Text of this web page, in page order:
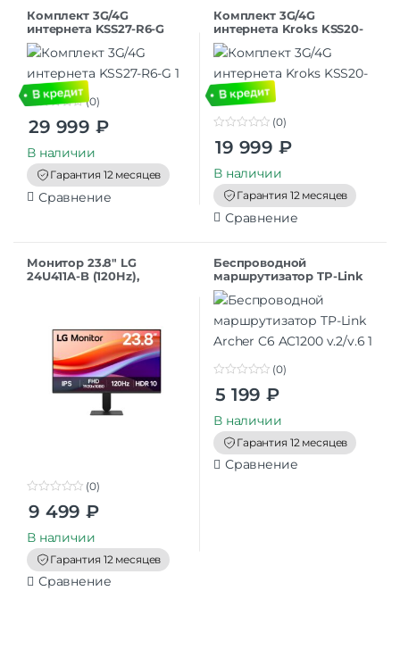
Комплект 3G/4G
интернета KSS27-R6-G
o
t
o
f
5
(0)
29 999 ₽
В наличии
Гарантия 12 месяцев
Сравнение
Комплект 3G/4G
интернета Kroks KSS20-
R4
t
o
f
5
(0)
19 999 ₽
В наличии
Гарантия 12 месяцев
Сравнение
Монитор 23.8″ LG
24U411A-B (120Hz),
o
t
o
f
5
(0)
9 499 ₽
В наличии
Гарантия 12 месяцев
Сравнение
Беспроводной
маршрутизатор TP-Link
Archer C6 AC1200 v.2/v.6
o
t
o
f
5
(0)
5 199 ₽
В наличии
Гарантия 12 месяцев
Сравнение